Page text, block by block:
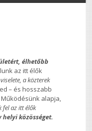
élhetőbb
az itt élők
a közterek
– és hosszabb
Működésünk alapja,
fel az itt élők
helyi közösséget.